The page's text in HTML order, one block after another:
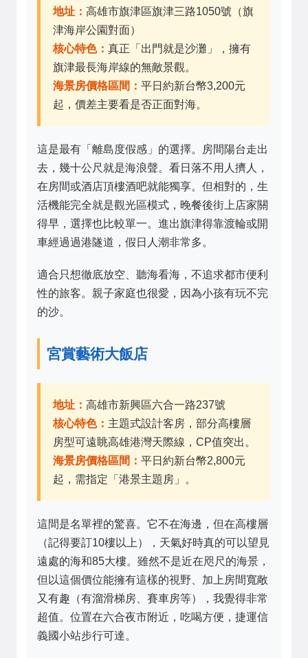
地址： 高雄市旗津區旗津三路1050號（旗
津海岸公園對面）
核心特色： 真正「出門就是沙灘」，擁有
旗津最長海岸線的無敵景觀。
海景房價格區間： 平日約新台幣3,200元
起，價差主要看是否正面對海。
這是最有「離島度假感」的選擇。房間陽台走出
去，幾十公尺就是海浪聲。看日落不用人擠人，
在房間或酒店頂樓酒吧就能獨享。但相對的，生
活機能完全就是觀光區模式，晚餐後街上店家關
得早，選擇也比較單一。進出旗津得靠渡輪或開
車經過過港隧道，假日人潮非常多。
適合只想徹底放空、聽海看海，不追求都市便利
性的旅客。親子家庭也很愛，因為小孩有玩不完
的沙。
宮賞藝術大飯店
地址： 高雄市新興區六合一路237號
核心特色： 主題式設計客房，部分高樓層
房型可遠眺高雄港灣天際線，CP值突出。
海景房價格區間： 平日約新台幣2,800元
起，需指定「港景主題房」。
這間是名單裡的驚喜。它不在海邊，但在高樓層
（記得要訂10樓以上），天氣好時真的可以望見
遠處的海和85大樓。雖然不是近在咫尺的海景，
但以這個價位能擁有這樣的視野、加上房間寬敞
又有趣（有溜滑梯房、賽車房等），我覺得非常
超值。位置在六合夜市附近，吃喝方便，捷運信
義國小站步行可達。